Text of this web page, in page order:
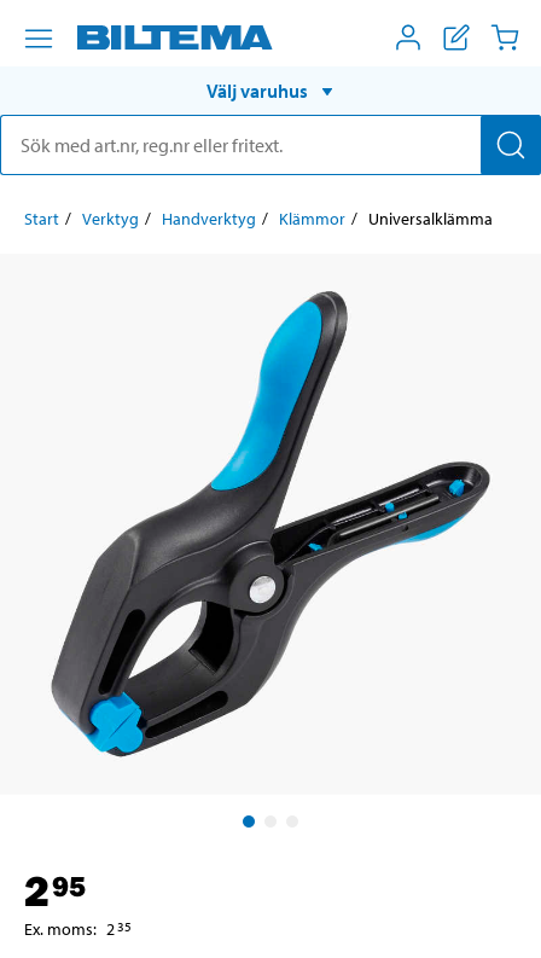
Välj varuhus
Start Verktyg Handverktyg Klämmor Universalklämma
295
Ex. moms: 235